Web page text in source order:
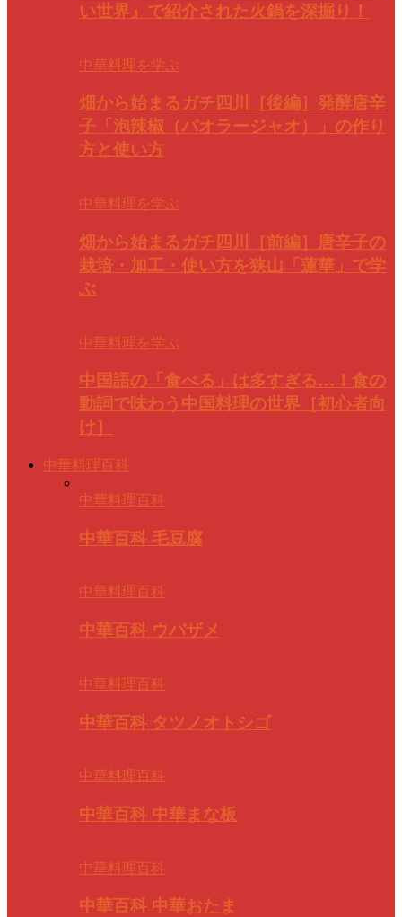
い世界』で紹介された火鍋を深掘り！
中華料理を学ぶ
畑から始まるガチ四川［後編］発酵唐辛
子「泡辣椒（パオラージャオ）」の作り
方と使い方
中華料理を学ぶ
畑から始まるガチ四川［前編］唐辛子の
栽培・加工・使い方を狭山「蓮華」で学
ぶ
中華料理を学ぶ
中国語の「食べる」は多すぎる…！食の
動詞で味わう中国料理の世界［初心者向
け］
中華料理百科
中華料理百科
中華百科 毛豆腐
中華料理百科
中華百科 ウバザメ
中華料理百科
中華百科 タツノオトシゴ
中華料理百科
中華百科 中華まな板
中華料理百科
中華百科 中華おたま